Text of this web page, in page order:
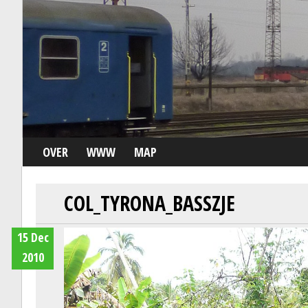
OVER WWW MAP
COL_TYRONA_BASSZJE
15 Dec
2010